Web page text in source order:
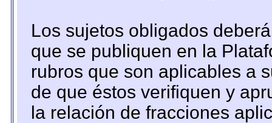
Los sujetos obligados
que se publiquen en la
rubros que son aplicables a
de que éstos verifiquen y
la relación de fracciones